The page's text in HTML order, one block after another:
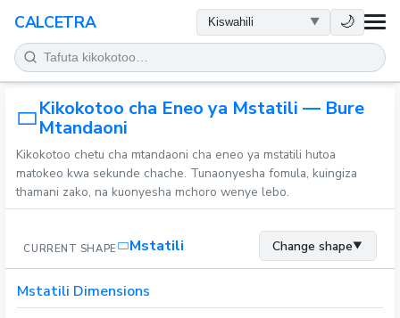
CALCETRA 🌙
HESABU
UONGOFU
SAYANSI
KILA SIKU
Kikokotoo cha Eneo ya Mstatili — Bure
Mtandaoni
Kikokotoo chetu cha mtandaoni cha eneo ya mstatili hutoa
matokeo kwa sekunde chache. Tunaonyesha fomula, kuingiza
thamani zako, na kuonyesha mchoro wenye lebo.
CURRENT SHAPE Mstatili Change shape▼
Mstatili Dimensions